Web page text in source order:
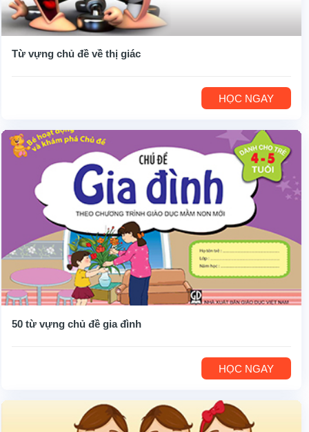
Từ vựng chủ đề về thị giác
HỌC NGAY
50 từ vựng chủ đề gia đình
HỌC NGAY